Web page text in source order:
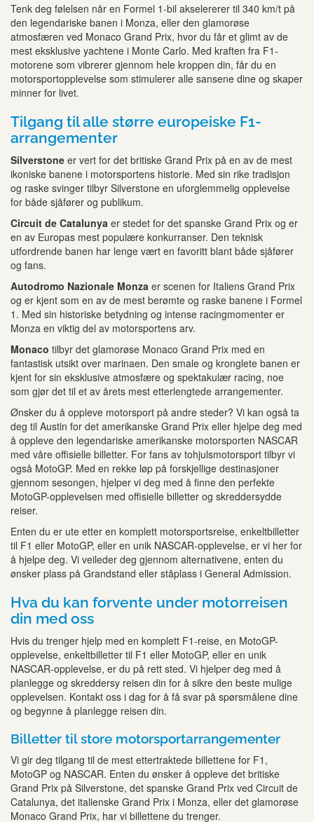
Tenk deg følelsen når en Formel 1-bil akselererer til 340 km/t på
den legendariske banen i Monza, eller den glamorøse
atmosfæren ved Monaco Grand Prix, hvor du får et glimt av de
mest eksklusive yachtene i Monte Carlo. Med kraften fra F1-
motorene som vibrerer gjennom hele kroppen din, får du en
motorsportopplevelse som stimulerer alle sansene dine og skaper
minner for livet.
Tilgang til alle større europeiske F1-
arrangementer
Silverstone er vert for det britiske Grand Prix på en av de mest
ikoniske banene i motorsportens historie. Med sin rike tradisjon
og raske svinger tilbyr Silverstone en uforglemmelig opplevelse
for både sjåfører og publikum.
Circuit de Catalunya er stedet for det spanske Grand Prix og er
en av Europas mest populære konkurranser. Den teknisk
utfordrende banen har lenge vært en favoritt blant både sjåfører
og fans.
Autodromo Nazionale Monza er scenen for Italiens Grand Prix
og er kjent som en av de mest berømte og raske banene i Formel
1. Med sin historiske betydning og intense racingmomenter er
Monza en viktig del av motorsportens arv.
Monaco tilbyr det glamorøse Monaco Grand Prix med en
fantastisk utsikt over marinaen. Den smale og kronglete banen er
kjent for sin eksklusive atmosfære og spektakulær racing, noe
som gjør det til et av årets mest etterlengtede arrangementer.
Ønsker du å oppleve motorsport på andre steder? Vi kan også ta
deg til Austin for det amerikanske Grand Prix eller hjelpe deg med
å oppleve den legendariske amerikanske motorsporten NASCAR
med våre offisielle billetter. For fans av tohjulsmotorsport tilbyr vi
også MotoGP. Med en rekke løp på forskjellige destinasjoner
gjennom sesongen, hjelper vi deg med å finne den perfekte
MotoGP-opplevelsen med offisielle billetter og skreddersydde
reiser.
Enten du er ute etter en komplett motorsportsreise, enkeltbilletter
til F1 eller MotoGP, eller en unik NASCAR-opplevelse, er vi her for
å hjelpe deg. Vi veileder deg gjennom alternativene, enten du
ønsker plass på Grandstand eller ståplass i General Admission.
Hva du kan forvente under motorreisen
din med oss
Hvis du trenger hjelp med en komplett F1-reise, en MotoGP-
opplevelse, enkeltbilletter til F1 eller MotoGP, eller en unik
NASCAR-opplevelse, er du på rett sted. Vi hjelper deg med å
planlegge og skreddersy reisen din for å sikre den beste mulige
opplevelsen. Kontakt oss i dag for å få svar på spørsmålene dine
og begynne å planlegge reisen din.
Billetter til store motorsportarrangementer
Vi gir deg tilgang til de mest ettertraktede billettene for F1,
MotoGP og NASCAR. Enten du ønsker å oppleve det britiske
Grand Prix på Silverstone, det spanske Grand Prix ved Circuit de
Catalunya, det italienske Grand Prix i Monza, eller det glamorøse
Monaco Grand Prix, har vi billettene du trenger.